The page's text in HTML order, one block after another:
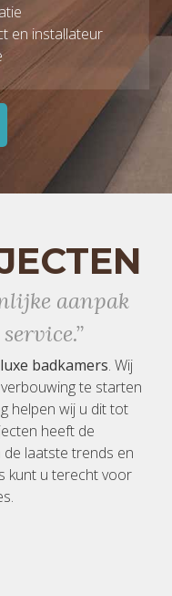
en installateur
aanpak
luxe badkamers. Wij
te starten
helpen wij u dit tot
heeft de
laatste trends en
kunt u terecht voor